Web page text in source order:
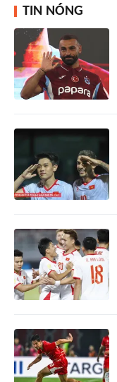
TIN NÓNG